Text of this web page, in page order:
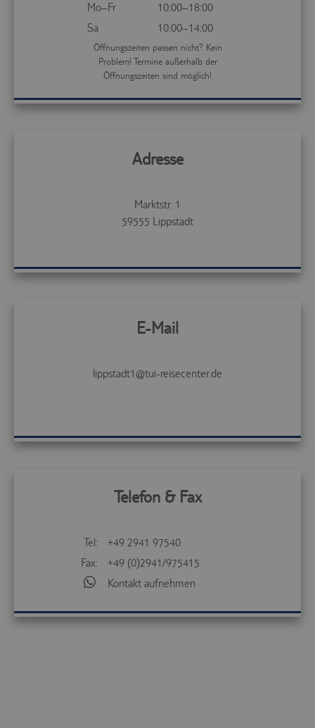
Mo–Fr
10:00–18:00
Sa
10:00–14:00
Öffnungszeiten passen nicht? Kein
Problem! Termine außerhalb der
Öffnungszeiten sind möglich!
Adresse
Marktstr. 1
59555 Lippstadt
E-Mail
lippstadt1@tui-reisecenter.de
Telefon & Fax
Tel:
+49 2941 97540
Fax:
+49 (0)2941/975415
Kontakt aufnehmen